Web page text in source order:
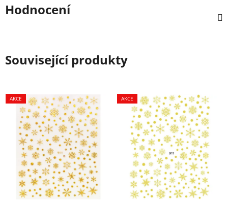
Hodnocení
Související produkty
AKCE AKCE